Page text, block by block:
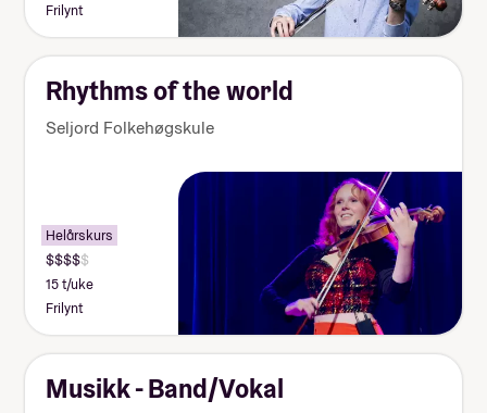
Frilynt
Rhythms of the world
Seljord Folkehøgskule
Helårskurs
15 t/uke
Frilynt
Musikk - Band/Vokal